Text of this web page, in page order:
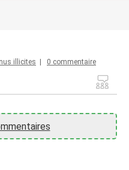
illicites 0 commentaire